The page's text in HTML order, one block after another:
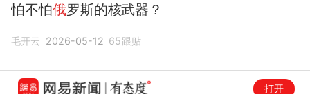
怕不怕俄罗斯的核武器？
毛开云 2026-05-12 65跟贴
打开